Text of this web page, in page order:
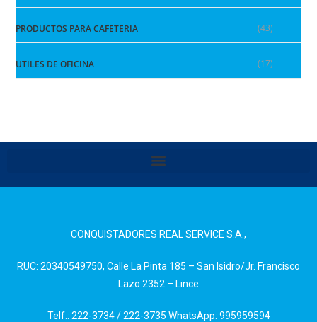
PRODUCTOS PARA CAFETERIA (43)
UTILES DE OFICINA (17)
CONQUISTADORES REAL SERVICE S.A.,
RUC: 20340549750, Calle La Pinta 185 – San Isidro/Jr. Francisco
Lazo 2352 – Lince
Telf.: 222-3734 / 222-3735 WhatsApp: 995959594